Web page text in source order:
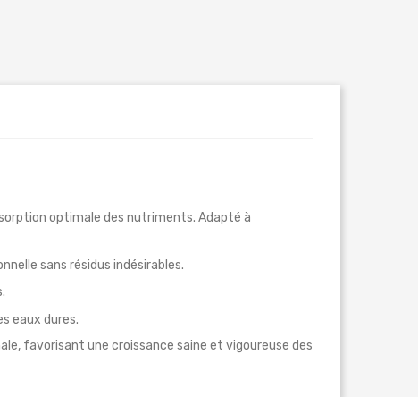
optimale des nutriments. Adapté à
sans résidus indésirables.
eaux dures.
favorisant une croissance saine et vigoureuse des